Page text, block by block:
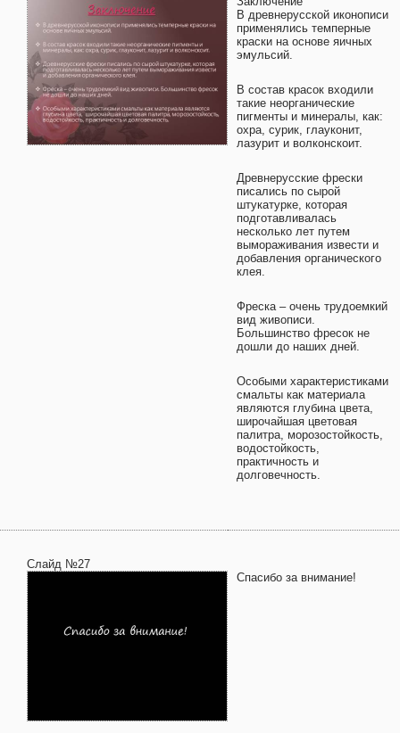
В древнерусской иконописи
применялись темперные
краски на основе яичных
эмульсий.
В состав красок входили
такие неорганические
пигменты и минералы, как:
охра, сурик, глауконит,
лазурит и волконскоит.
Древнерусские фрески
писались по сырой
штукатурке, которая
подготавливалась
несколько лет путем
вымораживания извести и
добавления органического
клея.
Фреска – очень трудоемкий
вид живописи.
Большинство фресок не
дошли до наших дней.
Особыми характеристиками
смальты как материала
являются глубина цвета,
широчайшая цветовая
палитра, морозостойкость,
водостойкость,
практичность и
долговечность.
Слайд №27
Спасибо за внимание!